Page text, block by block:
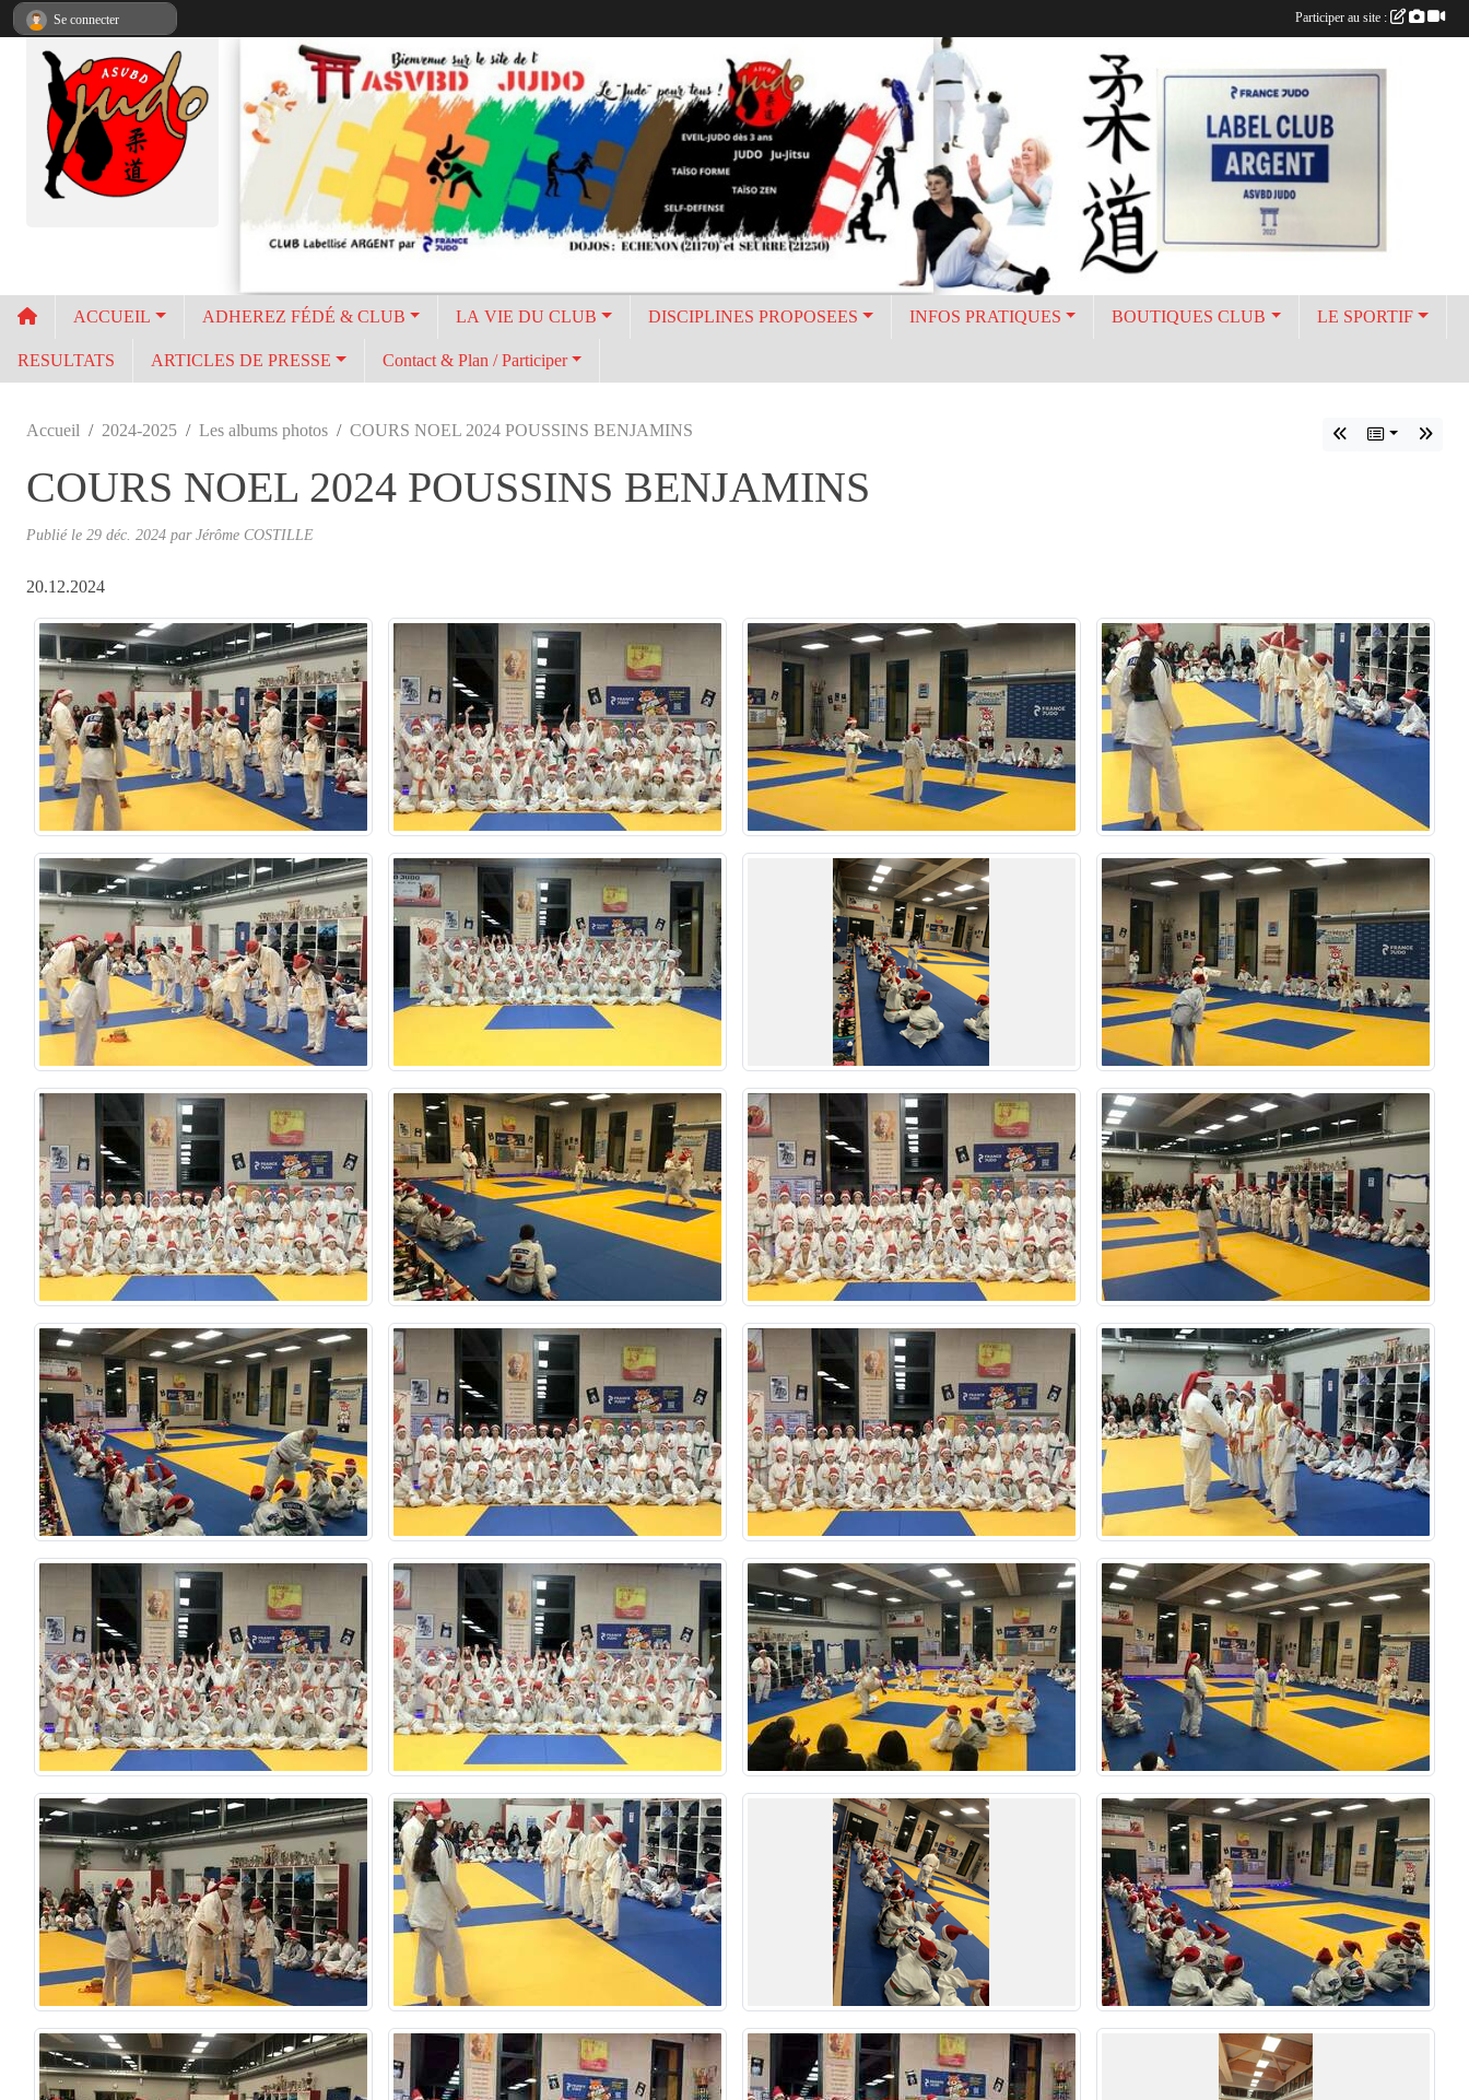
ACCUEIL ADHEREZ FÉDÉ & CLUB LA VIE DU CLUB DISCIPLINES PROPOSEES INFOS PRATIQUES BOUTIQUES CLUB LE SPORTIF
RESULTATS ARTICLES DE PRESSE Contact & Plan / Participer
Accueil 2024-2025 Les albums photos COURS NOEL 2024 POUSSINS BENJAMINS
COURS NOEL 2024 POUSSINS BENJAMINS
Publié le 29 déc. 2024 parJérôme COSTILLE
20.12.2024
Se connecter Participer au site :
Panneau de gestion des cookies